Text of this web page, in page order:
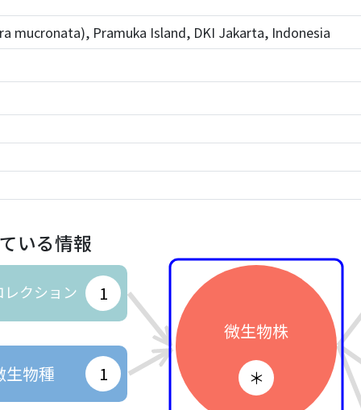
mucronata), Pramuka Island, DKI Jakarta, Indonesia
いる情報
レクション 1
生物種 1
微生物株
＊